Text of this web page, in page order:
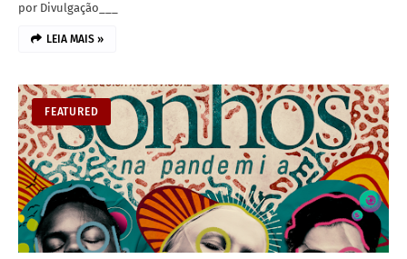
por Divulgação___
LEIA MAIS »
FEATURED